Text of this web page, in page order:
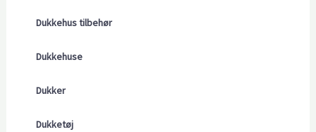
Dukkehus tilbehør
Dukkehuse
Dukker
Dukketøj